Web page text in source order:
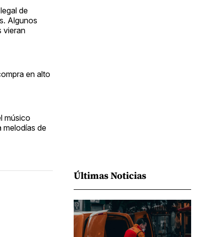
de
Algunos
vieran
en alto
músico
melodías de
Últimas Noticias